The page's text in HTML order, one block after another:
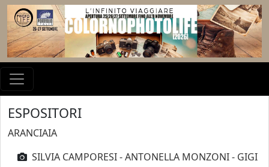
ESPOSITORI
ARANCIAIA
SILVIA CAMPORESI - ANTONELLA MONZONI - GIGI